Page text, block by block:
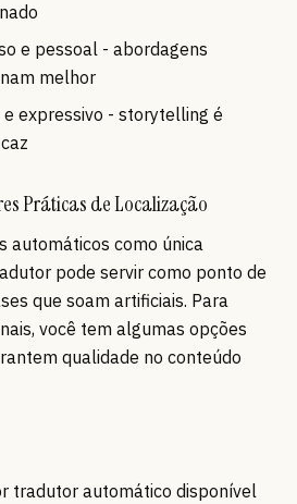
e pessoal - abordagens
melhor
e expressivo - storytelling é
Práticas de Localização
automáticos como única
pode servir como ponto de
que soam artificiais. Para
você tem algumas opções
qualidade no conteúdo
tradutor automático disponível